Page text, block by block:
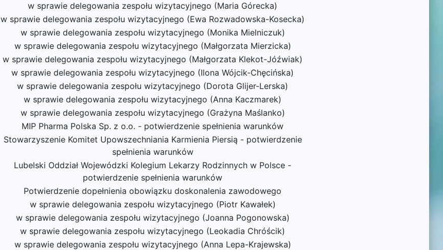
w sprawie delegowania zespołu wizytacyjnego (Maria Górecka)
w sprawie delegowania zespołu wizytacyjnego (Ewa Rozwadowska-Kosecka)
w sprawie delegowania zespołu wizytacyjnego (Monika Mielniczuk)
w sprawie delegowania zespołu wizytacyjnego (Małgorzata Mierzicka)
w sprawie delegowania zespołu wizytacyjnego (Małgorzata Klekot-Jóźwiak)
w sprawie delegowania zespołu wizytacyjnego (Ilona Wójcik-Chęcińska)
w sprawie delegowania zespołu wizytacyjnego (Dorota Glijer-Lerska)
w sprawie delegowania zespołu wizytacyjnego (Anna Kaczmarek)
w sprawie delegowania zespołu wizytacyjnego (Grażyna Maślanko)
MIP Pharma Polska Sp. z o.o. - potwierdzenie spełnienia warunków
Stowarzyszenie Komitet Upowszechniania Karmienia Piersią - potwierdzenie
spełnienia warunków
Lubelski Oddział Wojewódzki Kolegium Lekarzy Rodzinnych w Polsce -
potwierdzenie spełnienia warunków
Potwierdzenie dopełnienia obowiązku doskonalenia zawodowego
w sprawie delegowania zespołu wizytacyjnego (Piotr Kawałek)
w sprawie delegowania zespołu wizytacyjnego (Joanna Pogonowska)
w sprawie delegowania zespołu wizytacyjnego (Leokadia Chróścik)
w sprawie delegowania zespołu wizytacyjnego (Anna Lepa-Krajewska)